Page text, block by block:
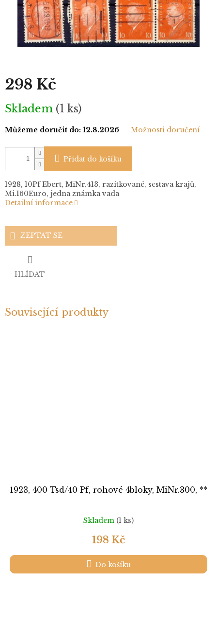
298 Kč
Měrná
cena:
Skladem (1 ks)
Můžeme doručit do: 12.8.2026 Možnosti doručení
Přidat do košíku
1928, 10Pf Ebert, MiNr.413, razítkované, sestava krajů,
Mi.160Euro, jedna známka vada
Detailní informace
ZEPTAT SE
HLÍDAT
Související produkty
1923, 400 Tsd/40 Pf, rohové 4bloky, MiNr.300, **
Skladem (1 ks)
198 Kč
Do košíku